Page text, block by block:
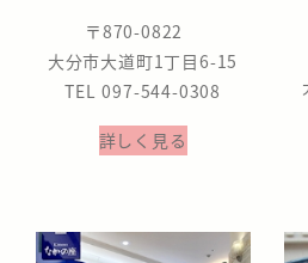
〒870-0822
大分市大道町1丁目6-15
TEL 097-544-0308
詳しく見る